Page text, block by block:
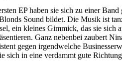
EP haben sie sich zu einer
Sound bildet. Die Musik ist
kleines Gimmick, das sie sich
Ganz nebenbei zaubert
gegen irgendwelche
sich in eine verdammt gute